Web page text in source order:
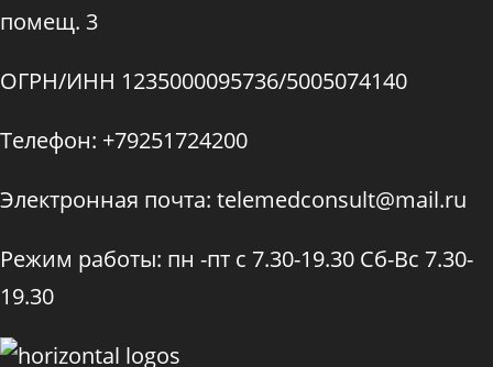
помещ. 3
ОГРН/ИНН 1235000095736/5005074140
Телефон: +79251724200
Электронная почта: telemedconsult@mail.ru
Режим работы: пн -пт с 7.30-19.30 Сб-Вс 7.30-
19.30